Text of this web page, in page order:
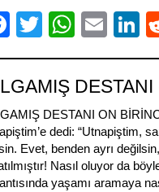
Facebook
Twitter
DESTANI
DESTANI ON
dedi: “Utnapiştim,
Evet, benden ayrı
Nasıl oluyor da
yaşamı aramaya